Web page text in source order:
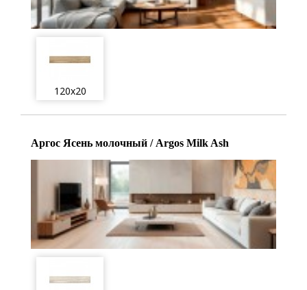
120x20
Аргос Ясень молочный / Argos Milk Ash